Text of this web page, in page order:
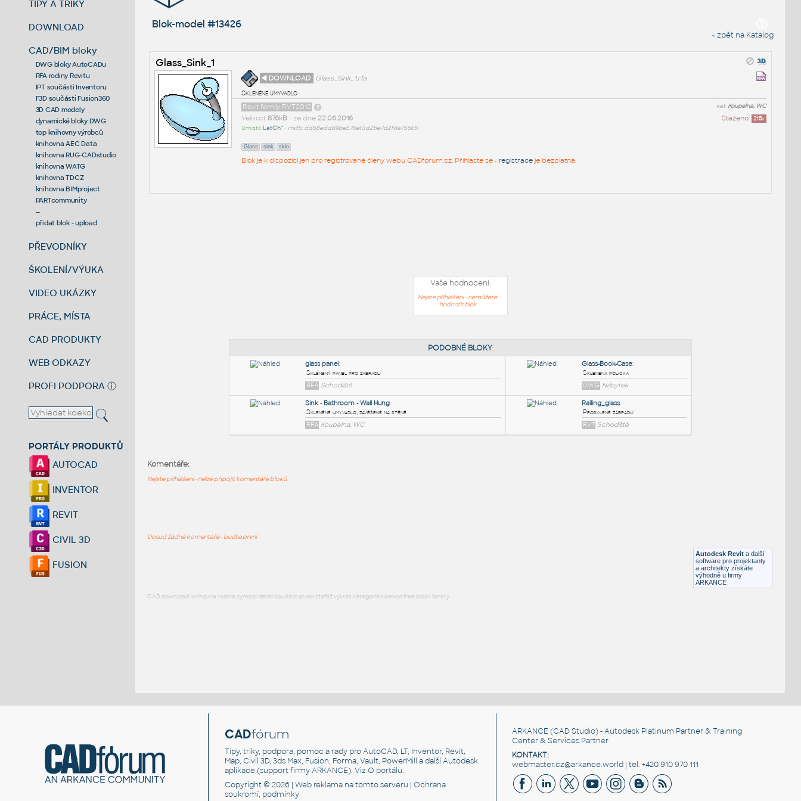
TIPY A TRIKY
DOWNLOAD
CAD/BIM bloky
DWG bloky AutoCADu
RFA rodiny Revitu
IPT součásti Inventoru
F3D součásti Fusion360
3D CAD modely
dynamické bloky DWG
top knihovny výrobců
knihovna AEC Data
knihovna RUG-CADstudio
knihovna WATG
knihovna TDCZ
knihovna BIMproject
PARTcommunity
--
přidat blok - upload
PŘEVODNÍKY
ŠKOLENÍ/VÝUKA
VIDEO UKÁZKY
PRÁCE, MÍSTA
CAD PRODUKTY
WEB ODKAZY
PROFI PODPORA ⓘ
PORTÁLY PRODUKTŮ
AUTOCAD
INVENTOR
REVIT
CIVIL 3D
FUSION
Blok-model #13426
« zpět na Katalog
Glass_Sink_1
◄ DOWNLOAD
Glass_Sink_1.rfa
Skleněné umyvadlo
kat:Koupelna, WC
Revit family RVT2012
Staženo: 215x
Velikost 876kB• ze dne 22.06.2016
Umístil: LatCh^ • md5: dd68edd89be576ef3d28e7d2f8a75665
Glass sink sklo
Blok je k dispozici jen pro registrované členy webu CADforum.cz. Přihlaste se - registraceje bezplatná.
Vaše hodnocení:
Nejste přihlášeni - nemůžete
hodnotit blok
RVT Schodiště
Autodesk Revit a další
software pro projektanty
a architekty získáte
výhodně u firmy
ARKANCE
Komentáře:
Nejste přihlášeni - nelze připojit komentáře bloků
Dosud žádné komentáře - buďte první
CAD download: knihovna rodina symbol detail součást prvek stafáž výkres kategorie kolekce free block library
CADfórum
Tipy, triky, podpora, pomoc a rady pro AutoCAD, LT, Inventor, Revit,
Map, Civil 3D, 3ds Max, Fusion, Forma, Vault, PowerMill a další Autodesk
aplikace (support firmy ARKANCE). VizO portálu.
Copyright © 2026 |Web reklama na tomto serveru |Ochrana
soukromí, podmínky
ARKANCE (CAD Studio) - Autodesk Platinum Partner & Training
Center & Services Partner
KONTAKT:
webmaster.cz@arkance.world | tel. +420 910 970 111